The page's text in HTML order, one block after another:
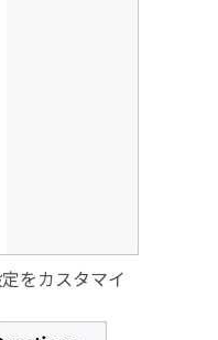
をカスタマイ